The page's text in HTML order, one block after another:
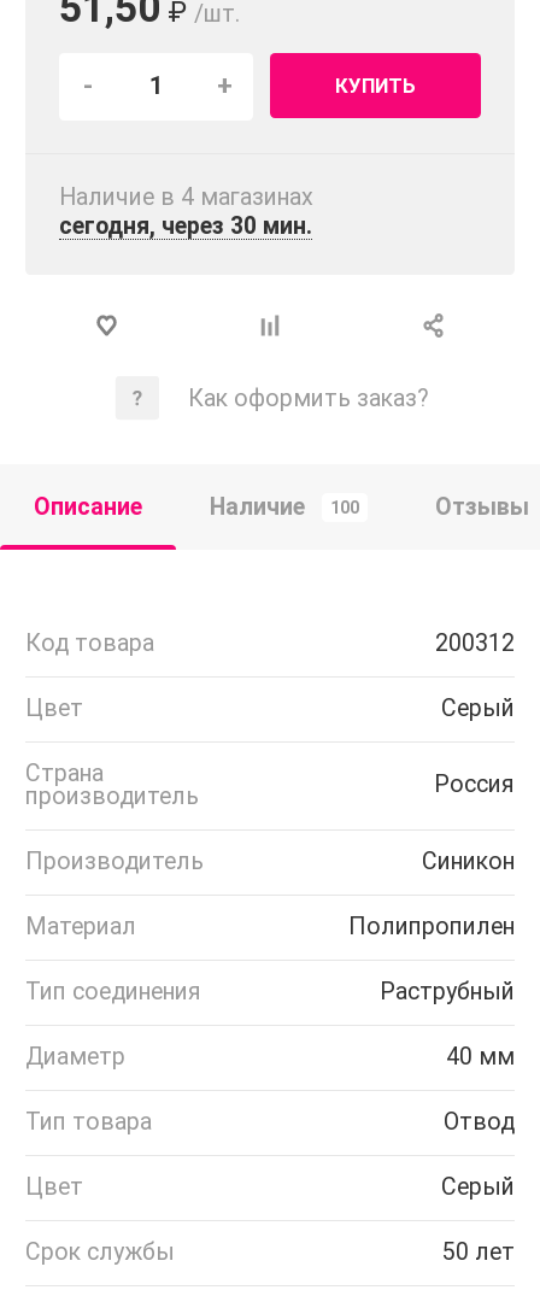
₽ /шт.
- + КУПИТЬ
Наличие в 4 магазинах
сегодня, через 30 мин.
Как оформить заказ?
Описание Наличие 100 Отзывы
Код товара 200312
Цвет Серый
Страна
производитель
Россия
Производитель Синикон
Материал Полипропилен
Тип соединения Раструбный
Диаметр 40 мм
Тип товара Отвод
Цвет Серый
Срок службы 50 лет